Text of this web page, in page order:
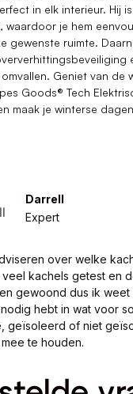
in elk interieur. Hij
waardoor je hem
gewenste ruimte.
Geniet van de
Goods® Tech
maak je winterse
Darrell
Expert
over welke
veel kachels getest en
gewoond dus ik
hebt in wat voor
geïsoleerd of niet
te houden.